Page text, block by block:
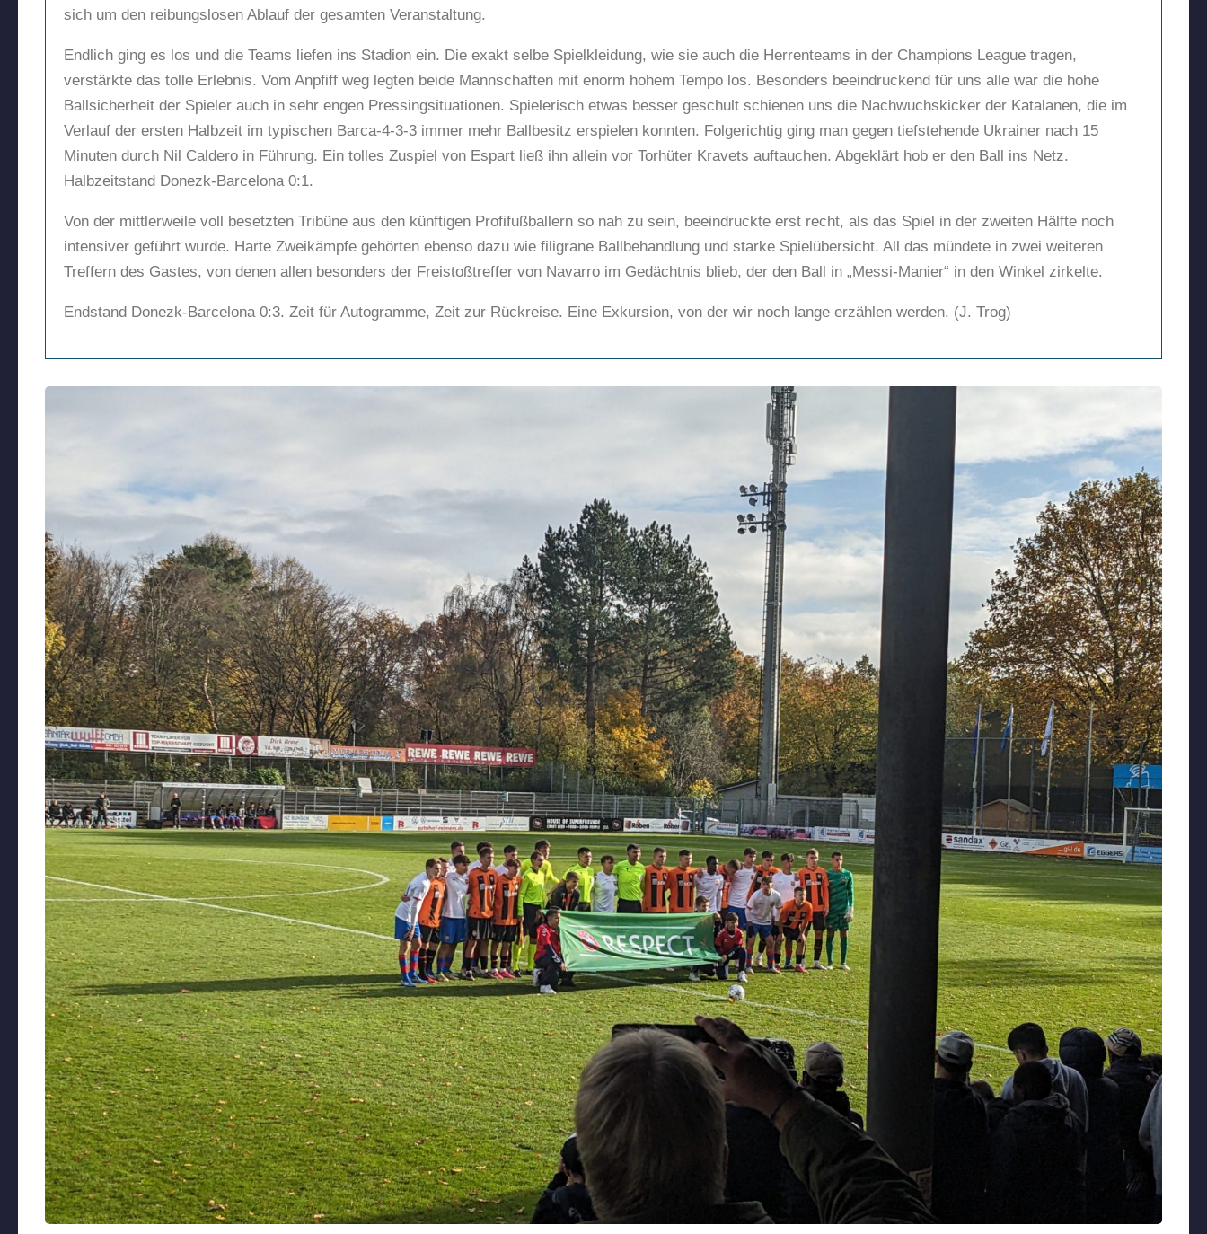
sich um den reibungslosen Ablauf der gesamten Veranstaltung.
Endlich ging es los und die Teams liefen ins Stadion ein. Die exakt selbe Spielkleidung, wie sie auch die Herrenteams in der Champions League tragen,
verstärkte das tolle Erlebnis. Vom Anpfiff weg legten beide Mannschaften mit enorm hohem Tempo los. Besonders beeindruckend für uns alle war die hohe
Ballsicherheit der Spieler auch in sehr engen Pressingsituationen. Spielerisch etwas besser geschult schienen uns die Nachwuchskicker der Katalanen, die im
Verlauf der ersten Halbzeit im typischen Barca-4-3-3 immer mehr Ballbesitz erspielen konnten. Folgerichtig ging man gegen tiefstehende Ukrainer nach 15
Minuten durch Nil Caldero in Führung. Ein tolles Zuspiel von Espart ließ ihn allein vor Torhüter Kravets auftauchen. Abgeklärt hob er den Ball ins Netz.
Halbzeitstand Donezk-Barcelona 0:1.
Von der mittlerweile voll besetzten Tribüne aus den künftigen Profifußballern so nah zu sein, beeindruckte erst recht, als das Spiel in der zweiten Hälfte noch
intensiver geführt wurde. Harte Zweikämpfe gehörten ebenso dazu wie filigrane Ballbehandlung und starke Spielübersicht. All das mündete in zwei weiteren
Treffern des Gastes, von denen allen besonders der Freistoßtreffer von Navarro im Gedächtnis blieb, der den Ball in „Messi-Manier“ in den Winkel zirkelte.
Endstand Donezk-Barcelona 0:3. Zeit für Autogramme, Zeit zur Rückreise. Eine Exkursion, von der wir noch lange erzählen werden. (J. Trog)